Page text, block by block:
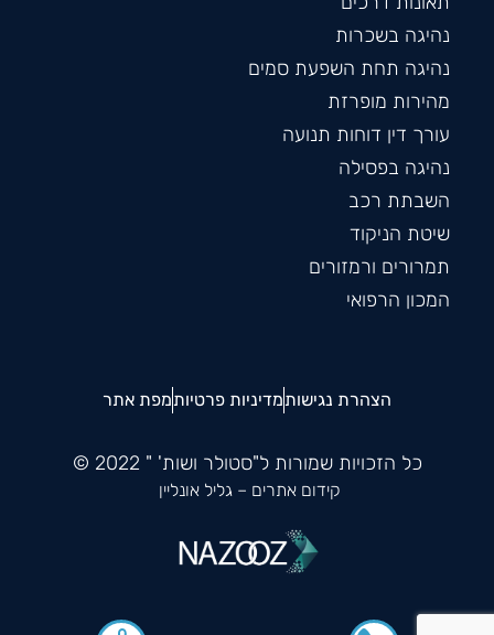
נהיגה בשכרות
נהיגה תחת השפעת סמים
מהירות מופרזת
עורך דין דוחות תנועה
נהיגה בפסילה
השבתת רכב
שיטת הניקוד
תמרורים ורמזורים
המכון הרפואי
הצהרת נגישותמדיניות פרטיותמפת אתר
כל הזכויות שמורות ל"סטולר ושות' " 2022 ©
קידום אתרים – גליל אונליין